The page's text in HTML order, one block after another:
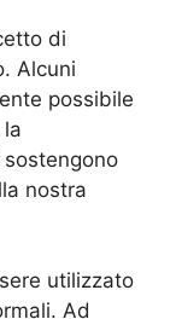
di
Alcuni
possibile
nostra
utilizzato
Ad